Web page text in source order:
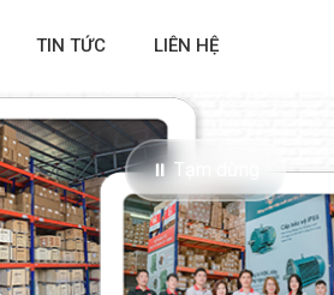
TIN TỨC LIÊN HỆ
⏸ Tạm dừng